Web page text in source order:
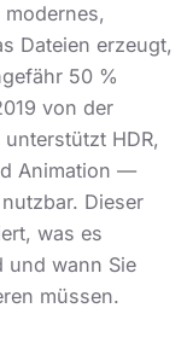
modernes,
Dateien erzeugt,
50 %
von der
HDR,
Animation —
Dieser
was es
und wann Sie
müssen.